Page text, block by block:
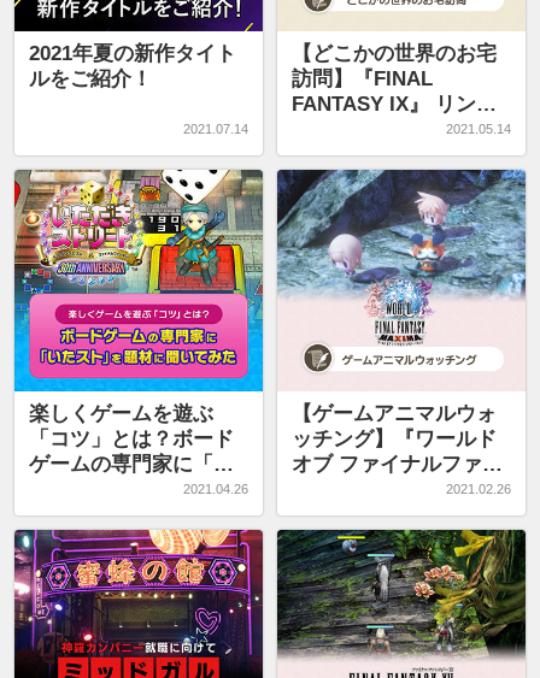
2021年夏の新作タイト
ルをご紹介！
2021.07.14
【どこかの世界のお宅
訪問】『FINAL
FANTASY IX』 リンド
ブルム：盗賊団タンタ
ラスのアジト
2021.05.14
楽しくゲームを遊ぶ
「コツ」とは？ボード
ゲームの専門家に「い
たスト」を題材に聞い
てみた
2021.04.26
【ゲームアニマルウォ
ッチング】『ワールド
オブ ファイナルファン
タジー マキシマ』2021.02.26